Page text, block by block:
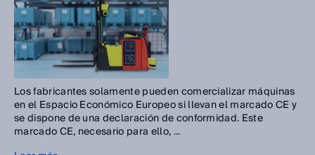
Los fabricantes solamente pueden comercializar máquinas
en el Espacio Económico Europeo si llevan el marcado CE y
se dispone de una declaración de conformidad. Este
marcado CE, necesario para ello, ...